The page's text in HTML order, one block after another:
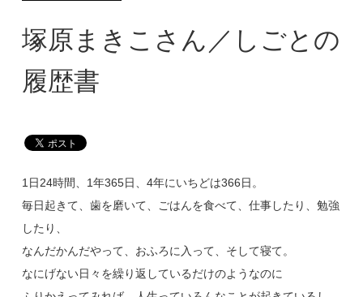
塚原まきこさん／しごとの
履歴書
1日24時間、1年365日、4年にいちどは366日。
毎日起きて、歯を磨いて、ごはんを食べて、仕事したり、勉強
したり、
なんだかんだやって、おふろに入って、そして寝て。
なにげない日々を繰り返しているだけのようなのに